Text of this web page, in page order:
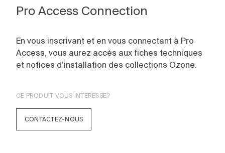
Pro Access Connection
En vous inscrivant et en vous connectant à Pro
Access, vous aurez accès aux fiches techniques
et notices d’installation des collections Ozone.
CE PRODUIT VOUS INTERESSE?
CONTACTEZ-NOUS